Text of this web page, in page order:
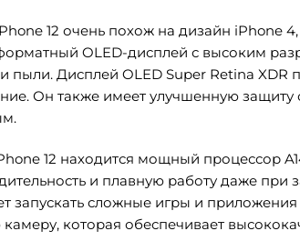
12 очень похож на дизайн iPhone
OLED-дисплей с высоким
пыли. Дисплей OLED Super Retina
Он также имеет улучшенную защиту
12 находится мощный процессор
и плавную работу даже
запускать сложные игры и
которая обеспечивает